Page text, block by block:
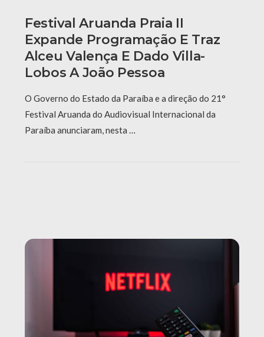
Festival Aruanda Praia II
Expande Programação E Traz
Alceu Valença E Dado Villa-
Lobos A João Pessoa
O Governo do Estado da Paraíba e a direção do 21°
Festival Aruanda do Audiovisual Internacional da
Paraíba anunciaram, nesta …